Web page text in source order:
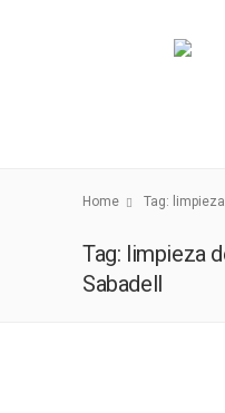
Home Tag:
Tag: limpieza
Sabadell